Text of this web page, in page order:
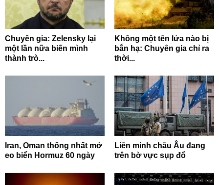
Chuyên gia: Zelensky lại
một lần nữa biến mình
thành trò...
Không một tên lửa nào bị
bắn hạ: Chuyên gia chỉ ra
thời...
Iran, Oman thống nhất mở
eo biển Hormuz 60 ngày
Liên minh châu Âu đang
trên bờ vực sụp đổ